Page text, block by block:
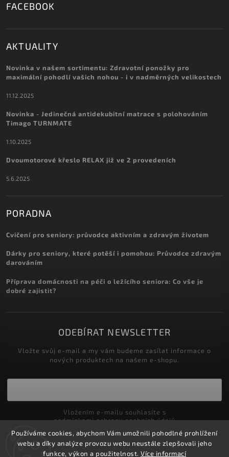
Používáme cookies, abychom Vám umožnili pohodlné prohlížení
webu a díky analýze provozu webu neustále zlepšovali jeho
funkce, výkon a použitelnost. Více informací
FACEBOOK
AKTUALITY
Novinka v našem sortimentu: Zdravotní ponožky pro
maximální pohodlí vašich nohou - i v nadměrných velikostech
11.12.2025
Novinka - Jedinečná antidekubitní matrace s polohováním
Timago TURNMATE
1.10.2025
Dvoumotorové křeslo RELAX již ve 2 provedeních
5.6.2025
PORADNA
Cvičení pro seniory: průvodce aktivním a zdravým životem
Dárky pro seniory, které potěší i pomohou: Průvodce zdravým
darováním
Příprava domácnosti na péči o ležícího seniora: Co vše je
dobré zajistit?
ODEBÍRAT NEWSLETTER
Vložte svůj e-mail a my vám budeme zasílat informace o
nových produktech na našem e-shopu.
podmínkami ochrany osobních údajů
Přihlásit se